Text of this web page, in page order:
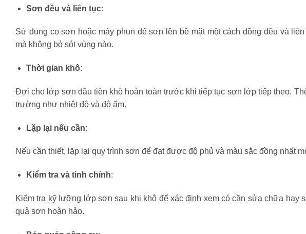
Sơn đều và liên tục:
Sử dụng cọ sơn hoặc máy phun để sơn lên bề mặt một cách đồng đều và
mà không bỏ sót vùng nào.
Thời gian khô:
Đợi cho lớp sơn đầu tiên khô hoàn toàn trước khi tiếp tục sơn lớp tiếp theo.
trường như nhiệt độ và độ ẩm.
Lặp lại nếu cần:
Nếu cần thiết, lặp lại quy trình sơn để đạt được độ phủ và màu sắc đồng nhất
Kiểm tra và tinh chỉnh:
Kiểm tra kỹ lưỡng lớp sơn sau khi khô để xác định xem có cần sửa chữa hay
quả sơn hoàn hảo.